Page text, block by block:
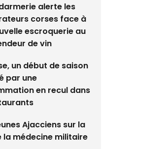
alerte les
corses face à
escroquerie au
de vin
un début de saison
par une
en recul dans
Ajacciens sur la
la médecine militaire